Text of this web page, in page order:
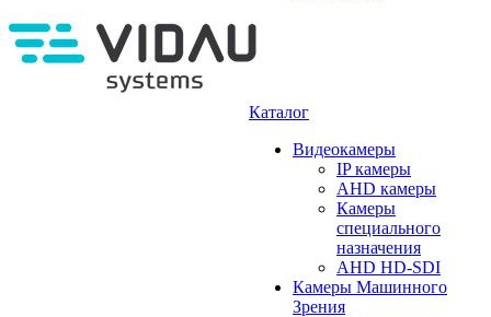
Каталог
Видеокамеры
IP камеры
AHD камеры
Камеры
специального
назначения
AHD HD-SDI
Камеры Машинного
Зрения